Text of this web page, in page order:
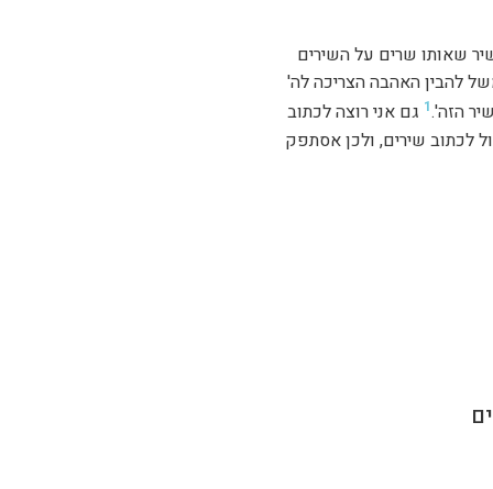
שאותו שרים על השירים
להבין האהבה הצריכה לה'
הזה'.1 גם אני רוצה לכתוב
לכתוב שירים, ולכן אסתפק